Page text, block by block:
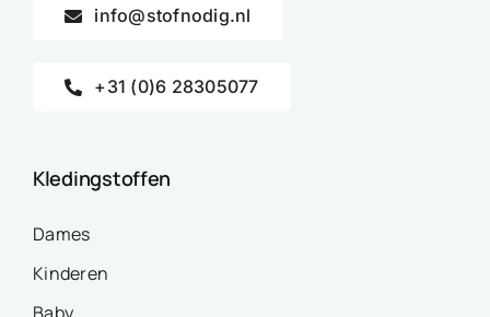
info@stofnodig.nl
+31 (0)6 28305077
Kledingstoffen
Dames
Kinderen